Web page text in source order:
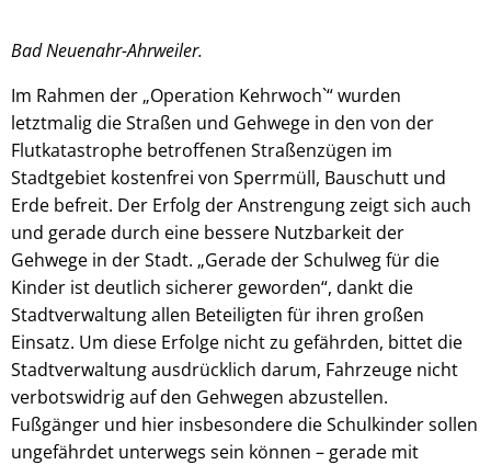
Bad Neuenahr-Ahrweiler.
Im Rahmen der „Operation Kehrwoch`“ wurden
letztmalig die Straßen und Gehwege in den von der
Flutkatastrophe betroffenen Straßenzügen im
Stadtgebiet kostenfrei von Sperrmüll, Bauschutt und
Erde befreit. Der Erfolg der Anstrengung zeigt sich auch
und gerade durch eine bessere Nutzbarkeit der
Gehwege in der Stadt. „Gerade der Schulweg für die
Kinder ist deutlich sicherer geworden“, dankt die
Stadtverwaltung allen Beteiligten für ihren großen
Einsatz. Um diese Erfolge nicht zu gefährden, bittet die
Stadtverwaltung ausdrücklich darum, Fahrzeuge nicht
verbotswidrig auf den Gehwegen abzustellen.
Fußgänger und hier insbesondere die Schulkinder sollen
ungefährdet unterwegs sein können – gerade mit